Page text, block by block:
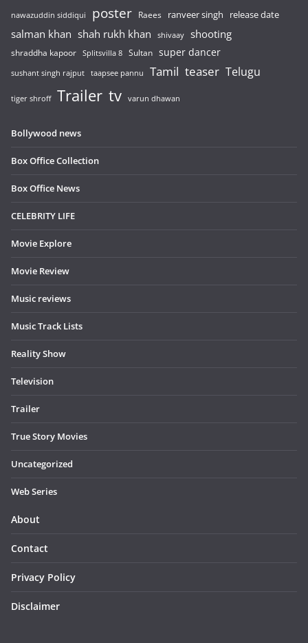
nawazuddin siddiqui poster Raees ranveer singh release date
salman khan shah rukh khan shivaay shooting
shraddha kapoor Splitsvilla 8 Sultan super dancer
sushant singh rajput taapsee pannu Tamil teaser Telugu
tiger shroff Trailer tv varun dhawan
Bollywood news
Box Office Collection
Box Office News
CELEBRITY LIFE
Movie Explore
Movie Review
Music reviews
Music Track Lists
Reality Show
Television
Trailer
True Story Movies
Uncategorized
Web Series
About
Contact
Privacy Policy
Disclaimer